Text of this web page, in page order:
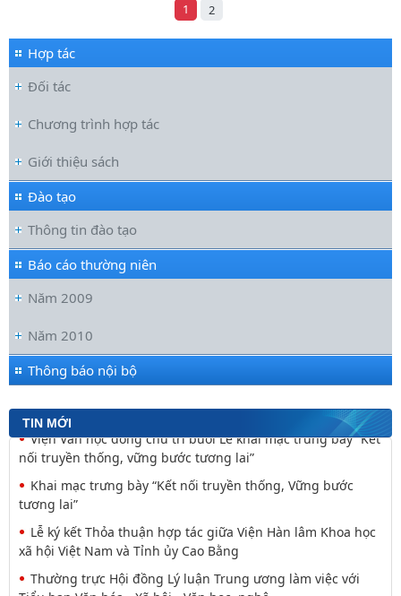
1 2
Hợp tác
Đối tác
Chương trình hợp tác
Giới thiệu sách
Đào tạo
Thông tin đào tạo
Báo cáo thường niên
Năm 2009
Năm 2010
Thông báo nội bộ
TIN MỚI
Đối thoại ICWA – VASS lần thứ 6: Thúc đẩy quan hệ Đối tác
Viện Hàn lâm Khoa học xã hội Việt Nam và Học viện Chính
trị và Hành chính quốc gia Lào ký Thỏa
nguyên tắc tâm linh (Một khía cạnh của mã văn hóa
Viện Văn học đồng chủ trì buổi Lễ khai mạc trưng bày “Kết
nối truyền thống, vững bước tương lai”
Khai mạc trưng bày “Kết nối truyền thống, Vững bước
tương lai”
Lễ ký kết Thỏa thuận hợp tác giữa Viện Hàn lâm Khoa học
xã hội Việt Nam và Tỉnh ủy Cao Bằng
Thường trực Hội đồng Lý luận Trung ương làm việc với